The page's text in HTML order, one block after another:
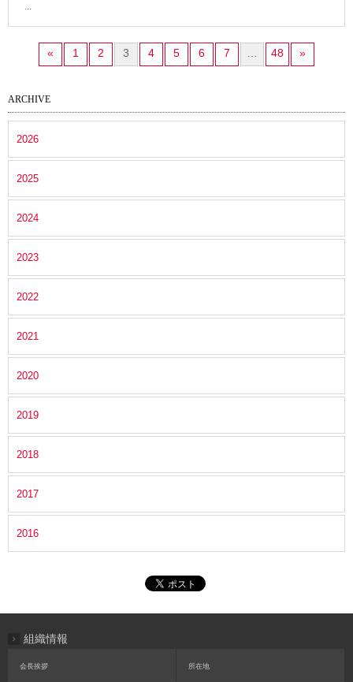
« 1 2 3 4 5 6 7 48 »
ARCHIVE
2026
2025
2024
2023
2022
2021
2020
2019
2018
2017
2016
組織情報
会長挨拶 所在地